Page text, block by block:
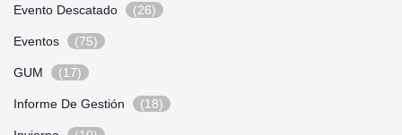
Evento Descatado (26)
Eventos (75)
GUM (17)
Informe De Gestión (18)